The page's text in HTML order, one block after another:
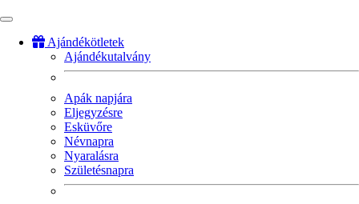
Ajándékötletek
Ajándékutalvány
Apák napjára
Eljegyzésre
Esküvőre
Névnapra
Nyaralásra
Születésnapra